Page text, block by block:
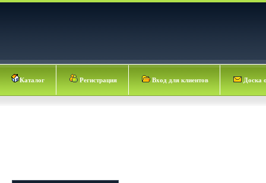
Каталог Регистрация Вход для клиентов Доска